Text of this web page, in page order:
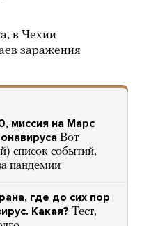
в Чехии
заражения
миссия на Марс
Вот
список событий,
пандемии
где до сих пор
Какая? Тест,